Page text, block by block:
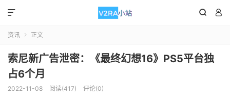
 

资讯  正文
索尼新广告泄密：《最终幻想16》PS5平台独
占6个月
2022-11-08 阅读(417) 评论(0)